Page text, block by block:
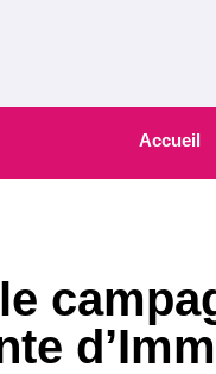
Accueil